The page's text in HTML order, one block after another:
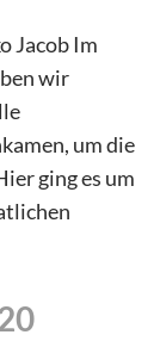
Jacob Im
wir
um die
ging es um